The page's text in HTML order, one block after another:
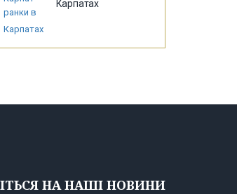
Карпатах
НА НАШІ НОВИНИ